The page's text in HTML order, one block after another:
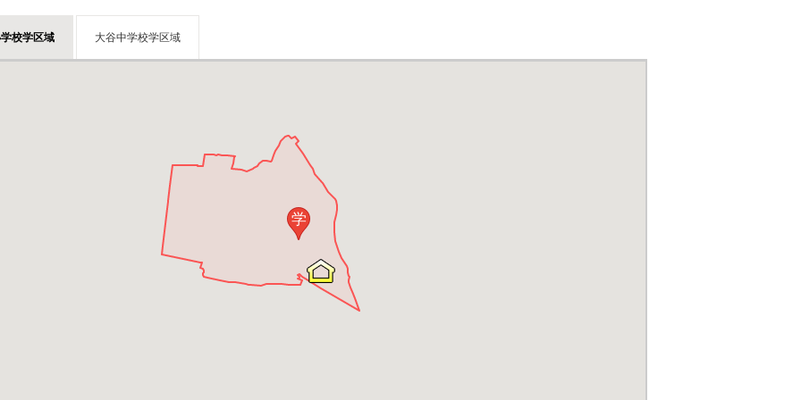
校学区域 大谷中学校学区域
学